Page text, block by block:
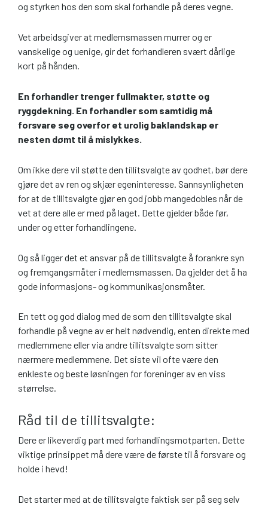
og styrken hos den som skal forhandle på deres vegne.
Vet arbeidsgiver at medlemsmassen murrer og er
vanskelige og uenige, gir det forhandleren svært dårlige
kort på hånden.
En forhandler trenger fullmakter, støtte og
ryggdekning. En forhandler som samtidig må
forsvare seg overfor et urolig baklandskap er
nesten dømt til å mislykkes.
Om ikke dere vil støtte den tillitsvalgte av godhet, bør dere
gjøre det av ren og skjær egeninteresse. Sannsynligheten
for at de tillitsvalgte gjør en god jobb mangedobles når de
vet at dere alle er med på laget. Dette gjelder både før,
under og etter forhandlingene.
Og så ligger det et ansvar på de tillitsvalgte å forankre syn
og fremgangsmåter i medlemsmassen. Da gjelder det å ha
gode informasjons- og kommunikasjonsmåter.
En tett og god dialog med de som den tillitsvalgte skal
forhandle på vegne av er helt nødvendig, enten direkte med
medlemmene eller via andre tillitsvalgte som sitter
nærmere medlemmene. Det siste vil ofte være den
enkleste og beste løsningen for foreninger av en viss
størrelse.
Råd til de tillitsvalgte:
Dere er likeverdig part med forhandlingsmotparten. Dette
viktige prinsippet må dere være de første til å forsvare og
holde i hevd!
Det starter med at de tillitsvalgte faktisk ser på seg selv